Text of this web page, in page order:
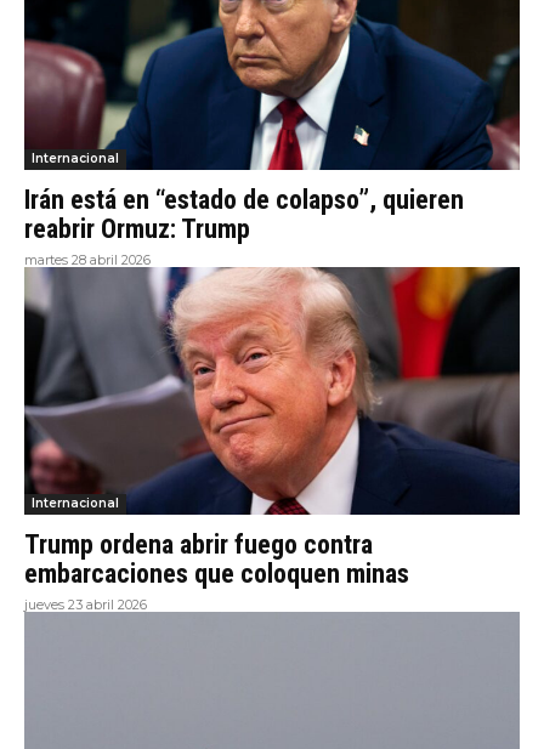
Internacional
Irán está en “estado de colapso”, quieren
reabrir Ormuz: Trump
martes 28 abril 2026
Internacional
Trump ordena abrir fuego contra
embarcaciones que coloquen minas
jueves 23 abril 2026